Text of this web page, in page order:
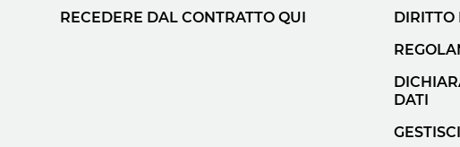
RECEDERE DAL CONTRATTO QUI
DIRITTO
DATI